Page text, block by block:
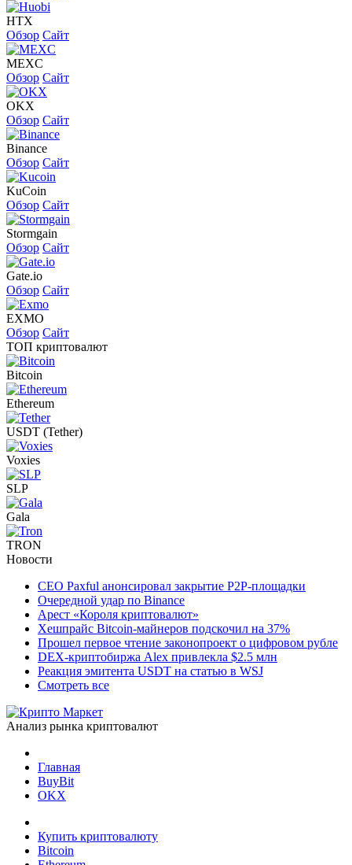
HTX
Обзор Сайт
MEXC
Обзор Сайт
OKX
Обзор Сайт
Binance
Обзор Сайт
KuCoin
Обзор Сайт
Stormgain
Обзор Сайт
Gate.io
Обзор Сайт
EXMO
Обзор Сайт
ТОП криптовалют
Bitcoin
Ethereum
USDT (Tether)
Voxies
SLP
Gala
TRON
Новости
CEO Paxful анонсировал закрытие P2P-площадки
Очередной удар по Binance
Арест «Короля криптовалют»
Хешпрайс Bitcoin-майнеров подскочил на 37%
Прошел первое чтение законопроект о цифровом рубле
DEX-криптобиржа Alex привлекла $2.5 млн
Реакция эмитента USDT на статью в WSJ
Смотреть все
Анализ рынка криптовалют
Главная
BuyBit
OKX
Купить криптовалюту
Bitcoin